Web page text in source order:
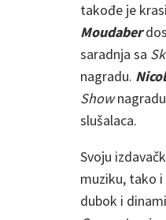
takođe je
Moudaber
saradnja sa
nagradu.
Show
slušalaca.
Svoju
muziku, tako
dubok i